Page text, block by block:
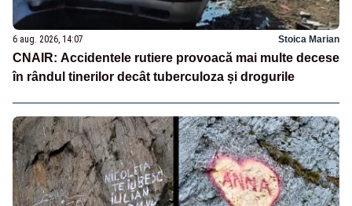
6 aug. 2026, 14:07 Stoica Marian
CNAIR: Accidentele rutiere provoacă mai multe decese
în rândul tinerilor decât tuberculoza și drogurile